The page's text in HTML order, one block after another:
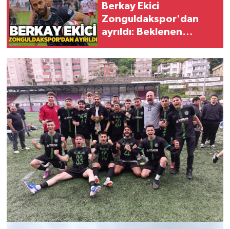
Berkay Ekici
Zonguldakspor'dan
ayrıldı: Beklenen
gösterememişti!